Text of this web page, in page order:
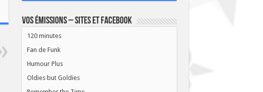
Vos émissions – Sites et Facebook
120 minutes
Fan de Funk
Humour Plus
Oldies but Goldies